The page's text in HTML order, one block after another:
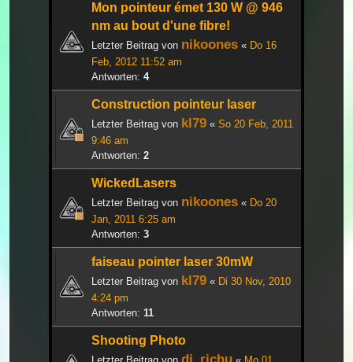
Mon pointeur émet 130 W @ 946
nm au bout d'une fibre!
Letzter Beitrag von nikoones « Do 16
Feb, 2012 11:52 am
Antworten: 4
Construction pointeur laser
Letzter Beitrag von kl79 « So 20 Feb, 2011
9:46 am
Antworten: 2
WickedLasers
Letzter Beitrag von nikoones « Do 20
Jan, 2011 6:25 am
Antworten: 3
faiseau pointer laser 30mW
Letzter Beitrag von kl79 « Di 30 Nov, 2010
4:24 pm
Antworten: 11
Shooting Photo